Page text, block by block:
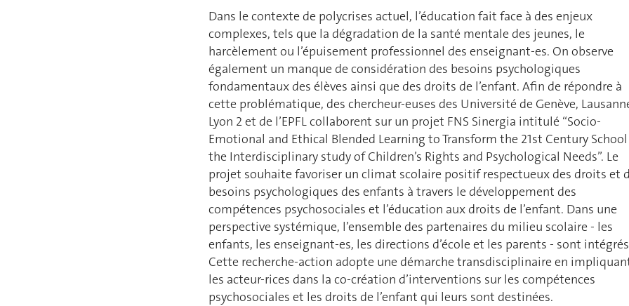
Dans le contexte de polycrises actuel, l’éducation fait face à des enjeux
complexes, tels que la dégradation de la santé mentale des jeunes, le
harcèlement ou l’épuisement professionnel des enseignant-es. On observe
également un manque de considération des besoins psychologiques
fondamentaux des élèves ainsi que des droits de l’enfant. Afin de répondre à
cette problématique, des chercheur-euses des Université de Genève,
Lyon 2 et de l’EPFL collaborent sur un projet FNS Sinergia intitulé “Socio-
Emotional and Ethical Blended Learning to Transform the 21st Century School
the Interdisciplinary study of Children’s Rights and Psychological Needs”. Le
projet souhaite favoriser un climat scolaire positif respectueux des droits et
besoins psychologiques des enfants à travers le développement des
compétences psychosociales et l’éducation aux droits de l’enfant. Dans une
perspective systémique, l’ensemble des partenaires du milieu scolaire - les
enfants, les enseignant-es, les directions d’école et les parents - sont
Cette recherche-action adopte une démarche transdisciplinaire en
les acteur-rices dans la co-création d’interventions sur les compétences
psychosociales et les droits de l’enfant qui leurs sont destinées.